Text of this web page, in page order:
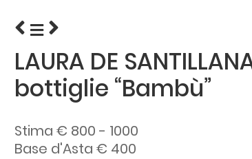
LAURA DE
bottiglie “Bambù”
Stima € 800 - 1000
Base d'Asta € 400